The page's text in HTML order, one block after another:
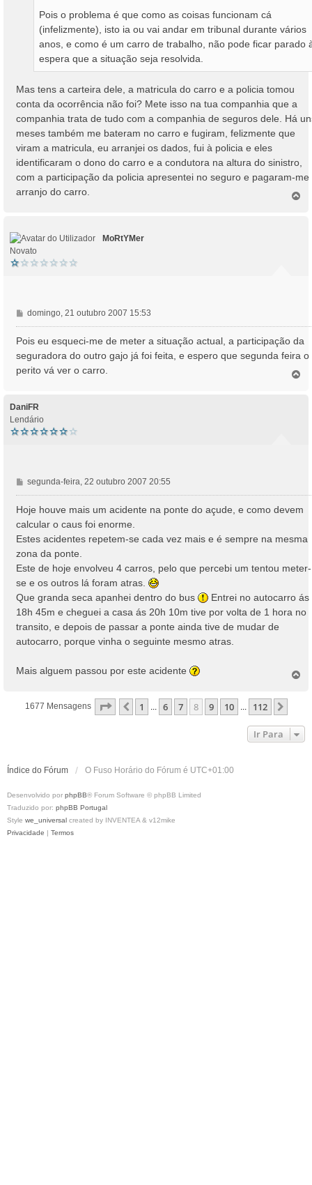
Pois o problema é que como as coisas funcionam cá
(infelizmente), isto ia ou vai andar em tribunal durante vários
anos, e como é um carro de trabalho, não pode ficar parado
espera que a situação seja resolvida.
Mas tens a carteira dele, a matricula do carro e a policia tomou
conta da ocorrência não foi? Mete isso na tua companhia que a
companhia trata de tudo com a companhia de seguros dele. Há
meses também me bateram no carro e fugiram, felizmente que
viram a matricula, eu arranjei os dados, fui à policia e eles
identificaram o dono do carro e a condutora na altura do sinistro,
com a participação da policia apresentei no seguro e pagaram-me
arranjo do carro.
MoRtYMer
Novato
M
e
n
a
g
domingo, 21 outubro 2007 15:53
Pois eu esqueci-me de meter a situação actual, a participação da
seguradora do outro gajo já foi feita, e espero que segunda feira o
perito vá ver o carro.
DaniFR
Lendário
M
e
n
s
g
e
m
segunda-feira, 22 outubro 2007 20:55
Hoje houve mais um acidente na ponte do açude, e como devem
calcular o caus foi enorme.
Estes acidentes repetem-se cada vez mais e é sempre na mesma
zona da ponte.
Este de hoje envolveu 4 carros, pelo que percebi um tentou meter-
se e os outros lá foram atras.
Que granda seca apanhei dentro do bus
Entrei no autocarro ás
18h 45m e cheguei a casa ás 20h 10m tive por volta de 1 hora no
transito, e depois de passar a ponte ainda tive de mudar de
autocarro, porque vinha o seguinte mesmo atras.
Mais alguem passou por este acidente
1677 Mensagens Página De112
Anterior
1 ... 6 7 8 9 10 ... 112
Ir Para
Índice do Fórum O Fuso Horário do Fórum é UTC+01:00
Desenvolvido por phpBB® Forum Software © phpBB Limited
Traduzido por: phpBB Portugal
Style we_universal created by INVENTEA & v12mike
Privacidade | Termos